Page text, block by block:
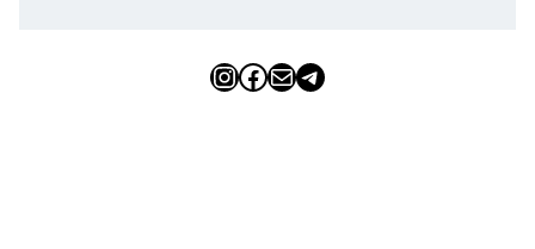
InstagramFacebook Email Telegram